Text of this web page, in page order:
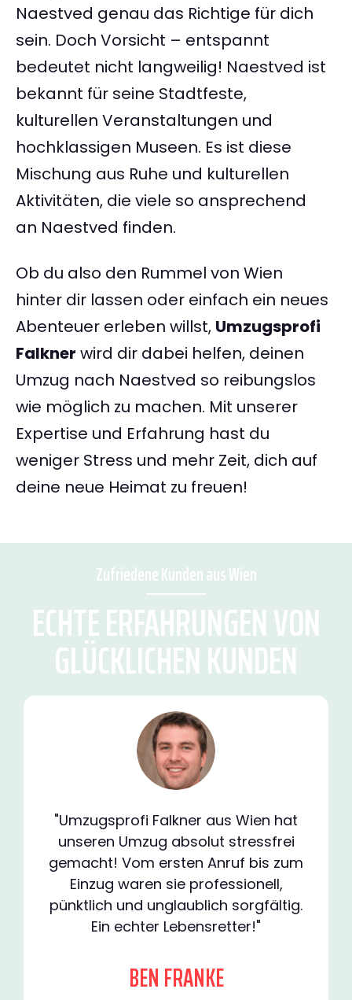
Naestved genau das Richtige für dich
sein. Doch Vorsicht – entspannt
bedeutet nicht langweilig! Naestved ist
bekannt für seine Stadtfeste,
kulturellen Veranstaltungen und
hochklassigen Museen. Es ist diese
Mischung aus Ruhe und kulturellen
Aktivitäten, die viele so ansprechend
an Naestved finden.
Ob du also den Rummel von Wien
hinter dir lassen oder einfach ein neues
Abenteuer erleben willst, Umzugsprofi
Falkner wird dir dabei helfen, deinen
Umzug nach Naestved so reibungslos
wie möglich zu machen. Mit unserer
Expertise und Erfahrung hast du
weniger Stress und mehr Zeit, dich auf
deine neue Heimat zu freuen!
Zufriedene Kunden aus Wien
ECHTE ERFAHRUNGEN VON
GLÜCKLICHEN KUNDEN
"Umzugsprofi Falkner aus Wien hat
unseren Umzug absolut stressfrei
gemacht! Vom ersten Anruf bis zum
Einzug waren sie professionell,
pünktlich und unglaublich sorgfältig.
Ein echter Lebensretter!"
BEN FRANKE